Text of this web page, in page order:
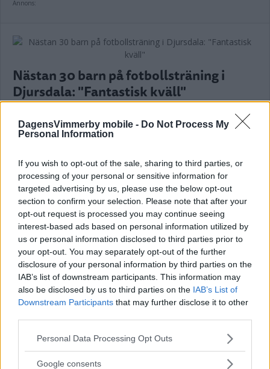
DagensVimmerby mobile - Do Not Process My
Personal Information
If you wish to opt-out of the sale, sharing to third parties, or
processing of your personal or sensitive information for
targeted advertising by us, please use the below opt-out
section to confirm your selection. Please note that after your
opt-out request is processed you may continue seeing
interest-based ads based on personal information utilized by
us or personal information disclosed to third parties prior to
your opt-out. You may separately opt-out of the further
disclosure of your personal information by third parties on the
IAB’s list of downstream participants. This information may
also be disclosed by us to third parties on the IAB’s List of
Downstream Participants that may further disclose it to other
Please note that this website/app uses one or more Google
not limited to your visit or usage behaviour. You may click to
Personal Data Processing Opt Outs
Google consents
Annons:
Nästan 30 barn på fotbollsträning i
Djursdala: "Fantastisk kväll"
Personal och elever avtackades i
Djursdala
NYHETER 23 juni 2018 06.00
Varm och välbesökt Djursdaladag
NYHETER 11 juni 2018 11.00